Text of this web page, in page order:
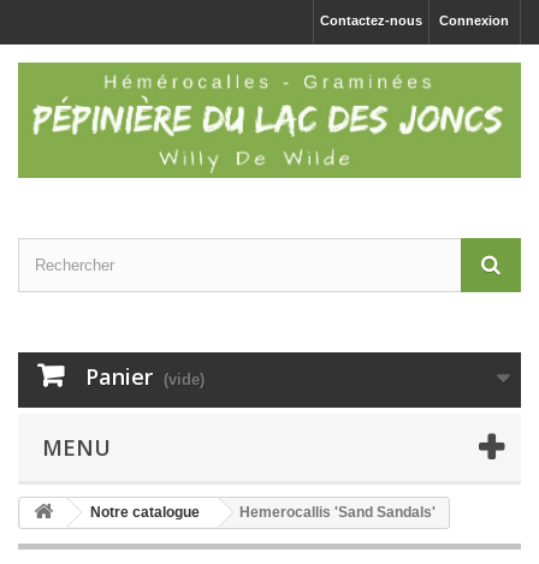
Connexion
Contactez-nous
Panier (vide)
MENU
Notre catalogue Hemerocallis 'Sand Sandals'